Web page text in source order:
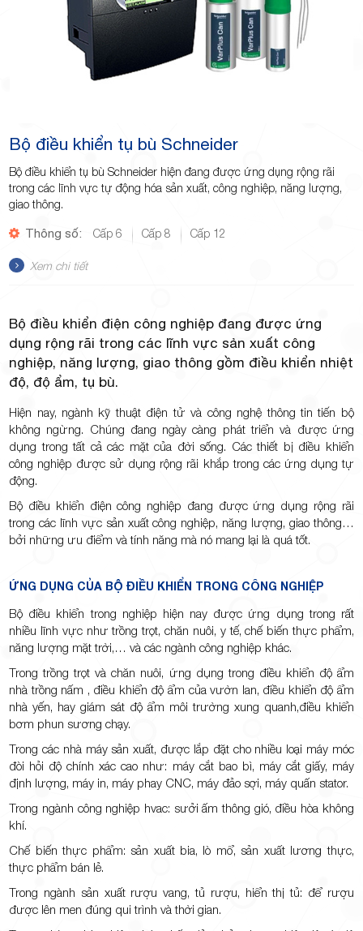
Đức,
TP.HCM
Bộ điều khiển tụ bù Schneider
Bộ điều khiển tụ bù Schneider hiện đang được ứng dụng rộng rãi
trong các lĩnh vực tự động hóa sản xuất, công nghiệp, năng lượng,
giao thông.
Thông số: Cấp 6 Cấp 8 Cấp 12
Xem chi tiết
Bộ điều khiển điện công nghiệp đang được ứng
dụng rộng rãi trong các lĩnh vực sản xuất công
nghiệp, năng lượng, giao thông gồm điều khiển nhiệt
độ, độ ẩm, tụ bù.
Hiện nay, ngành kỹ thuật điện tử và công nghệ thông tin tiến bộ
không ngừng. Chúng đang ngày càng phát triển và được ứng
dụng trong tất cả các mặt của đời sống. Các thiết bị điều khiển
công nghiệp được sử dụng rộng rãi khắp trong các ứng dụng tự
động.
Bộ điều khiển điện công nghiệp đang được ứng dụng rộng rãi
trong các lĩnh vực sản xuất công nghiệp, năng lượng, giao thông…
bởi những ưu điểm và tính năng mà nó mang lại là quá tốt.
ỨNG DỤNG CỦA BỘ ĐIỀU KHIỂN TRONG CÔNG NGHIỆP
Bộ điều khiển trong nghiệp hiện nay được ứng dụng trong rất
nhiều lĩnh vực như trồng trọt, chăn nuôi, y tế, chế biến thực phẩm,
năng lượng mặt trời,… và các ngành công nghiệp khác.
Trong trồng trọt và chăn nuôi, ứng dụng trong điều khiển độ ẩm
nhà trồng nấm , điều khiển độ ẩm của vườn lan, điều khiển độ ẩm
nhà yến, hay giám sát độ ẩm môi trường xung quanh,điều khiển
bơm phun sương chạy.
Trong các nhà máy sản xuất, được lắp đặt cho nhiều loại máy móc
đòi hỏi độ chính xác cao như: máy cắt bao bì, máy cắt giấy, máy
định lượng, máy in, máy phay CNC, máy đảo sợi, máy quấn stator.
Trong ngành công nghiệp hvac: sưởi ấm thông gió, điều hòa không
khí.
Chế biến thực phẩm: sản xuất bia, lò mổ, sản xuất lương thực,
thực phẩm bán lẻ.
Trong ngành sản xuất rượu vang, tủ rượu, hiển thị tủ: để rượu
được lên men đúng qui trình và thời gian.